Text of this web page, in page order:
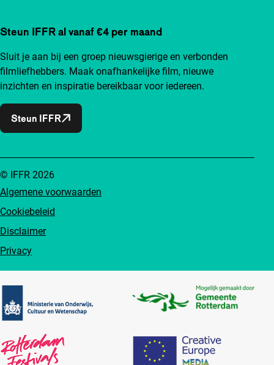
Steun IFFR al vanaf €4 per maand
Sluit je aan bij een groep nieuwsgierige en verbonden
filmliefhebbers. Maak onafhankelijke film, nieuwe
inzichten en inspiratie bereikbaar voor iedereen.
Steun IFFR
Algemene voorwaarden
Cookiebeleid
Disclaimer
Privacy
© IFFR 2026